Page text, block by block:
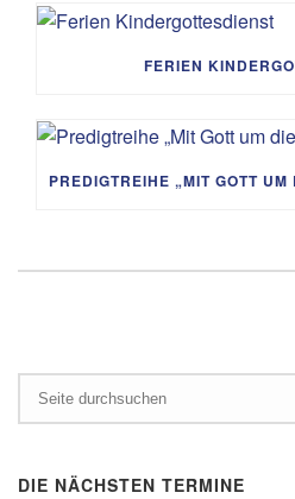
FERIEN
DIE NÄCHSTEN TERMINE